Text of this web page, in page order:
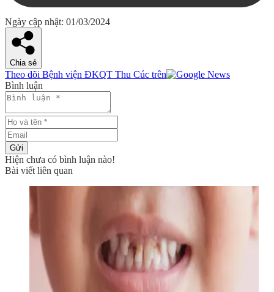
Ngày cập nhật: 01/03/2024
Chia sẻ
Theo dõi Bệnh viện ĐKQT Thu Cúc trên
Bình luận
Gửi
Hiện chưa có bình luận nào!
Bài viết liên quan